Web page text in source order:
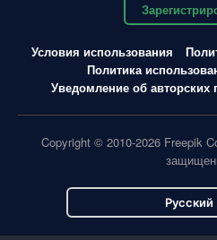
Условия использования
Политика
Уведомление об авторских
Copyright © 2010-2026 Freepik
Pусский